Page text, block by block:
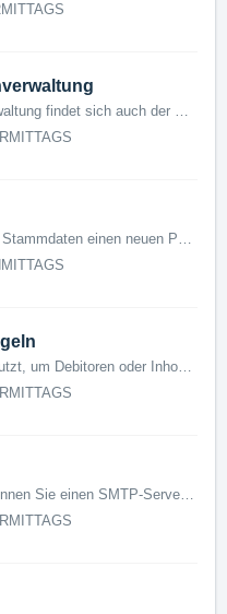
Innerhalb der Stammdatenverwaltung findet sich auch der Punkt "Kunden", hinter dem sich die Kunden-/Debitorenverwaltung verbirgt. Hier können Sie...
Im Reporting gibt es unter den Stammdaten einen neuen Punkt "Gutscheine". Darin können nach Belieben Gutscheine mit einem "Startguthaben"...
CRM-Regeln werden dazu genutzt, um Debitoren oder Inhouse-Karten bestimmte Eigenschaften zu verleihen. Dabei sind die folgenden Eigenschaften möglich: Mi...
Bei den Grundeinstellungen können Sie einen SMTP-Server konfigurieren. Diesen Server nutzt Amadeus II anschließend für den Mailversand von Berichten und Feh...